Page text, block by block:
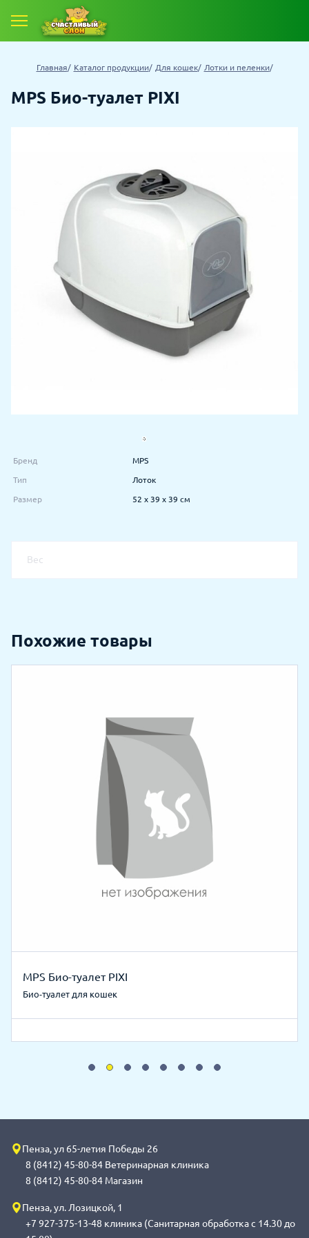
Главная Каталог продукции Для кошек Лотки и пеленки
MPS Био-туалет PIXI
Бренд MPS
Тип Лоток
Размер 52 х 39 х 39 см
Вес
Похожие товары
MPS Био-туалет PIXI
Био-туалет для кошек
Пенза, ул 65-летия Победы 26
8 (8412) 45-80-84 Ветеринарная клиника
8 (8412) 45-80-84 Магазин
Пенза, ул. Лозицкой, 1
+7 927-375-13-48 клиника (Санитарная обработка с 14.30 до